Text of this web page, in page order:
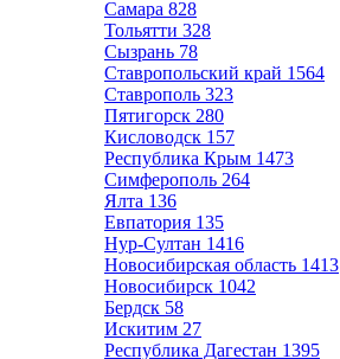
Самара 828
Тольятти 328
Сызрань 78
Ставропольский край 1564
Ставрополь 323
Пятигорск 280
Кисловодск 157
Республика Крым 1473
Симферополь 264
Ялта 136
Евпатория 135
Нур-Султан 1416
Новосибирская область 1413
Новосибирск 1042
Бердск 58
Искитим 27
Республика Дагестан 1395